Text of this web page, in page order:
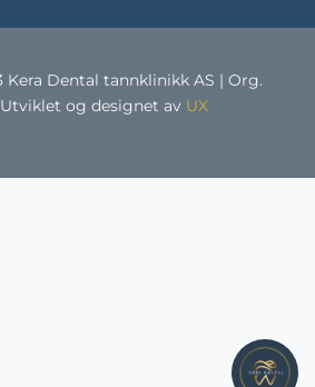
Dental tannklinikk AS | Org.
og designet av UX
1